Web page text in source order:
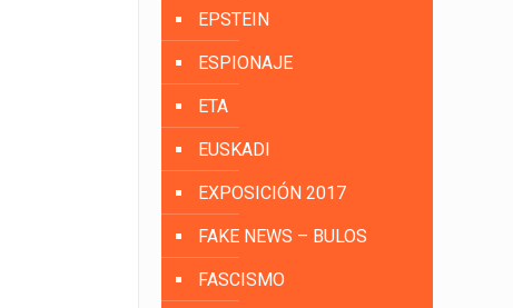
EPSTEIN
ESPIONAJE
ETA
EUSKADI
EXPOSICIÓN 2017
FAKE NEWS – BULOS
FASCISMO